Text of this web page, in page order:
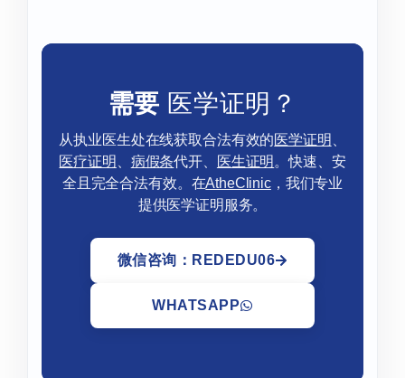
需要 医学证明？
从执业医生处在线获取合法有效的医学证明
医疗证明
病假条代开、 医生证明 。快速、安
全且完全合法有效。在AtheClinic，我们专业
提供医学证明服务。
微信咨询：REDEDU06
WHATSAPP